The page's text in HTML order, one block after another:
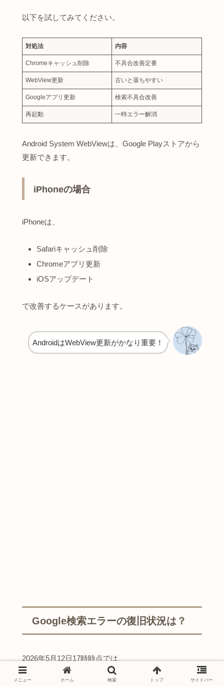
以下を試してみてください。
対処法 内容
Chromeキャッシュ削除 不具合改善定番
WebView更新 古いと落ちやすい
Googleアプリ更新 検索不具合改善
再起動 一時エラー解消
Android System WebViewは、Google Playストアから
更新できます。
iPhoneの場合
iPhoneは、
Safariキャッシュ削除
Chromeアプリ更新
iOSアップデート
で改善するケースがあります。
AndroidはWebView更新がかなり重要！
Google検索エラーの復旧状況は？
2026年5月12日17時時点では、
メニュー ホーム 検索 トップ サイドバー